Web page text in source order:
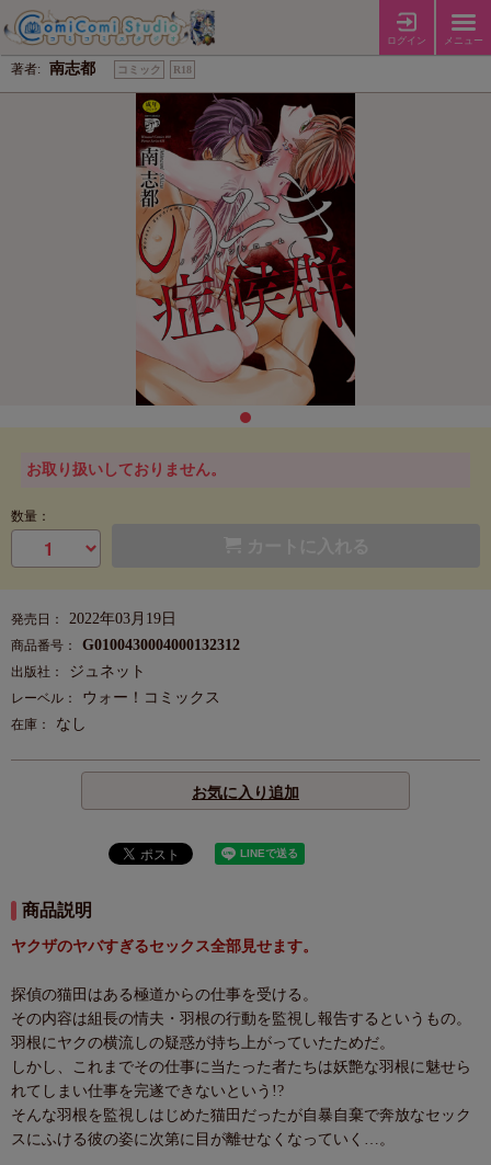
ログイン メニュー
【18禁】のぞき症候群
著者: 南志都 コミック R18
お取り扱いしておりません。
数量：
発売日： 2022年03月19日
商品番号： G0100430004000132312
出版社： ジュネット
レーベル： ウォー！コミックス
在庫： なし
お気に入り追加
商品説明
ヤクザのヤバすぎるセックス全部見せます。
探偵の猫田はある極道からの仕事を受ける。
その内容は組長の情夫・羽根の行動を監視し報告するというもの。
羽根にヤクの横流しの疑惑が持ち上がっていたためだ。
しかし、これまでその仕事に当たった者たちは妖艶な羽根に魅せら
れてしまい仕事を完遂できないという!?
そんな羽根を監視しはじめた猫田だったが自暴自棄で奔放なセック
スにふける彼の姿に次第に目が離せなくなっていく…。